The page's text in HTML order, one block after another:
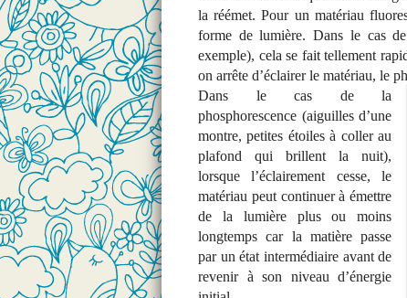
la réémet. Pour un matériau
forme de lumière. Dans le cas
exemple), cela se fait tellement
on arrête d’éclairer le matériau, le
Dans le cas de la
phosphorescence (aiguilles d’une
montre, petites étoiles à coller au
plafond qui brillent la nuit),
lorsque l’éclairement cesse, le
matériau peut continuer à émettre
de la lumière plus ou moins
longtemps car la matière passe
par un état intermédiaire avant de
revenir à son niveau d’énergie